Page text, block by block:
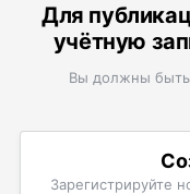
Для
учётную
Вы должны быть
Зарегистрируйте